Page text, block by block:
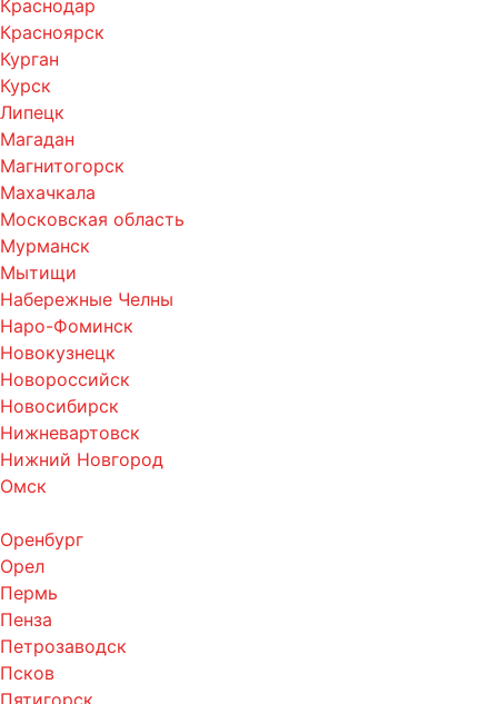
Краснодар
Красноярск
Курган
Курск
Липецк
Магадан
Магнитогорск
Махачкала
Московская область
Мурманск
Мытищи
Набережные Челны
Наро-Фоминск
Новокузнецк
Новороссийск
Новосибирск
Нижневартовск
Нижний Новгород
Омск
Оренбург
Орел
Пермь
Пенза
Петрозаводск
Псков